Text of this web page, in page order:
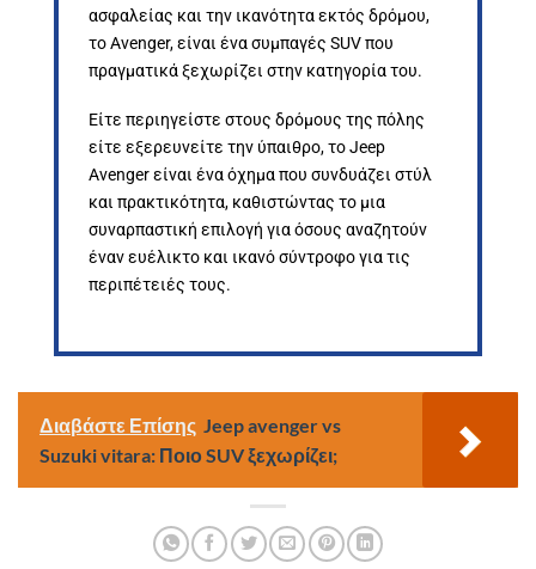
ασφαλείας και την ικανότητα εκτός δρόμου,
το Avenger, είναι ένα συμπαγές SUV που
πραγματικά ξεχωρίζει στην κατηγορία του.
Είτε περιηγείστε στους δρόμους της πόλης
είτε εξερευνείτε την ύπαιθρο, το Jeep
Avenger είναι ένα όχημα που συνδυάζει στύλ
και πρακτικότητα, καθιστώντας το μια
συναρπαστική επιλογή για όσους αναζητούν
έναν ευέλικτο και ικανό σύντροφο για τις
περιπέτειές τους.
Διαβάστε Επίσης Jeep avenger vs
Suzuki vitara: Ποιο SUV ξεχωρίζει;